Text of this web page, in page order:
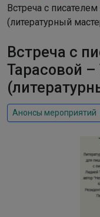
Встреча с
(литературный
Встреча с
Тарасовой –
Анонсы мероприятий